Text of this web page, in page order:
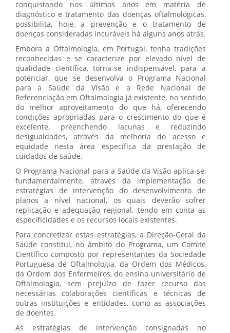
conquistando nos últimos anos em matéria de
diagnóstico e tratamento das doenças oftalmológicas,
possibilita, hoje, a prevenção e o tratamento de
doenças consideradas incuráveis há alguns anos atrás.
Embora a Oftalmologia, em Portugal, tenha tradições
reconhecidas e se caracterize por elevado nível de
qualidade científica, torna-se indispensável, para a
potenciar, que se desenvolva o Programa Nacional
para a Saúde da Visão e a Rede Nacional de
Referenciação em Oftalmologia já existente, no sentido
do melhor aproveitamento do que há, oferecendo
condições apropriadas para o crescimento do que é
excelente, preenchendo lacunas e reduzindo
desigualdades, através da melhoria do acesso e
equidade nesta área específica da prestação de
cuidados de saúde.
O Programa Nacional para a Saúde da Visão aplica-se,
fundamentalmente, através da implementação de
estratégias de intervenção do desenvolvimento de
planos a nível nacional, os quais deverão sofrer
replicação e adequação regional, tendo em conta as
especificidades e os recursos locais existentes.
Para concretizar estas estratégias, a Direção-Geral da
Saúde constitui, no âmbito do Programa, um Comité
Científico composto por representantes da Sociedade
Portuguesa de Oftalmologia, da Ordem dos Médicos,
da Ordem dos Enfermeiros, do ensino universitário de
Oftalmologia, sem prejuízo de fazer recurso das
necessárias colaborações científicas e técnicas de
outras instituições e entidades, como as associações
de doentes.
As estratégias de intervenção consignadas no